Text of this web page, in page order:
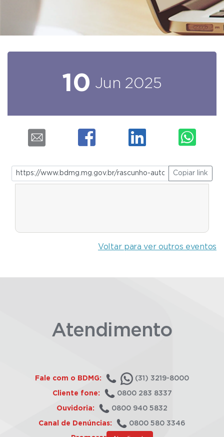
10 Jun 2025
Copiar link
Voltar para ver outros eventos
Atendimento
Fale com o BDMG: (31) 3219-8000
Cliente fone: 0800 283 8337
Ouvidoria: 0800 940 5832
Canal de Denúncias: 0800 580 3346